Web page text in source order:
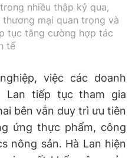
nhiều thập kỷ qua,
mại quan trọng và
tục tăng cường hợp tác
tế
việc các doanh
Lan tiếp tục tham gia
bên vẫn duy trì ưu tiên
ứng thực phẩm, công
nông sản. Hà Lan hiện